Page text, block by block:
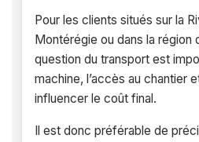
Pour les clients situés sur la
Montérégie ou dans la région
question du transport est
machine, l’accès au chantier
influencer le coût final.
Il est donc préférable de